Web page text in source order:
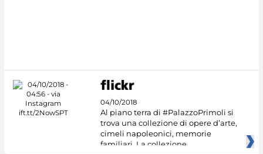
04/10/2018
Al piano terra di #PalazzoPrimoli si
trova una collezione di opere d’arte,
cimeli napoleonici, memorie
familiari. La collezione